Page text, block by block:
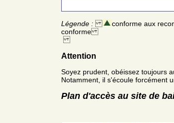
Légende : conforme aux
conforme
Attention
Soyez prudent, obéissez
Notamment, il s'écoule forcément
Plan d'accès au site de